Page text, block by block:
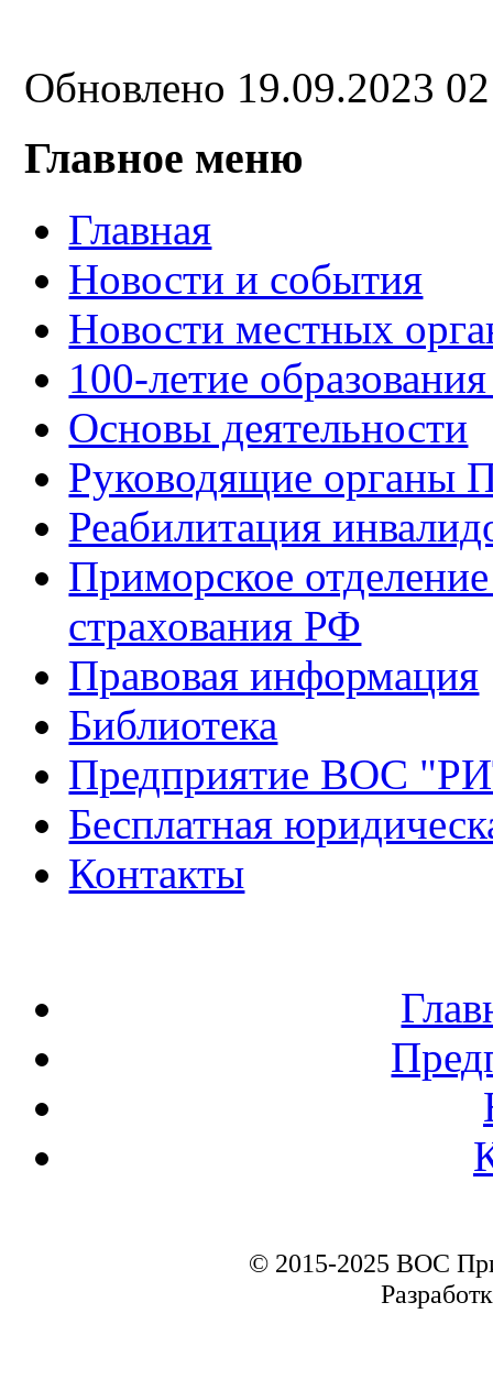
Обновлено 19.09.2023
Главное меню
Главная
Новости и события
Новости местных
100-летие
Основы деятельности
Руководящие органы
Реабилитация
Приморское
страхования РФ
Правовая информация
Библиотека
Предприятие ВОС
Бесплатная
Контакты
© 2015-2025 ВОС